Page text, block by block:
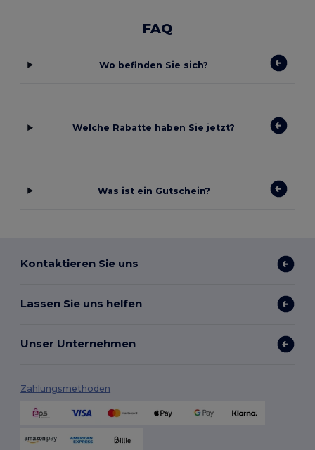
FAQ
Wo befinden Sie sich?
Welche Rabatte haben Sie jetzt?
Was ist ein Gutschein?
Kontaktieren Sie uns
Lassen Sie uns helfen
Unser Unternehmen
Zahlungsmethoden